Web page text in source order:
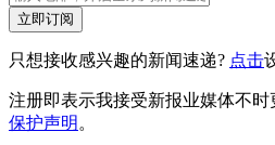
立即订阅
只想接收感兴趣的新闻速递? 点击
注册即表示我接受新报业媒体不时
保护声明 。